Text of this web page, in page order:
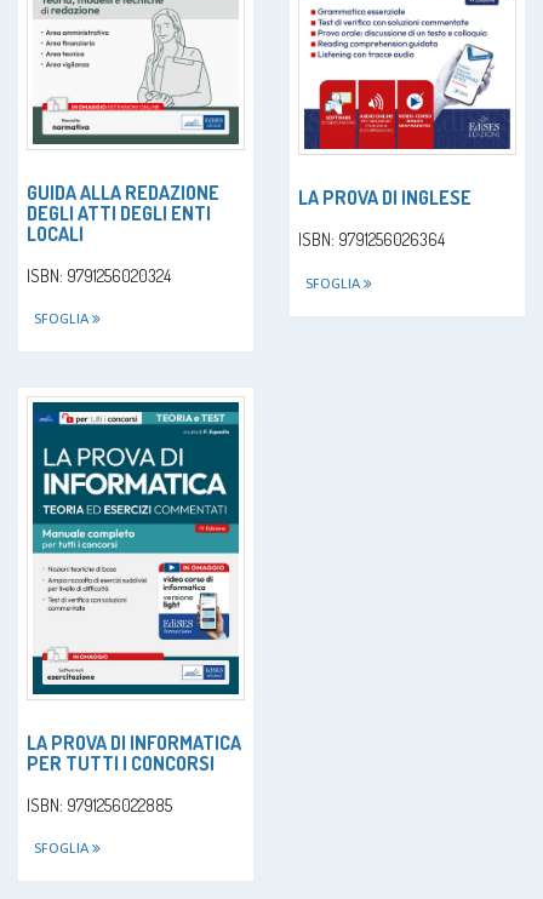
GUIDA ALLA REDAZIONE
DEGLI ATTI DEGLI ENTI
LOCALI
ISBN: 9791256020324
SFOGLIA
LA PROVA DI INGLESE
ISBN: 9791256026364
SFOGLIA
LA PROVA DI INFORMATICA
PER TUTTI I CONCORSI
ISBN: 9791256022885
SFOGLIA